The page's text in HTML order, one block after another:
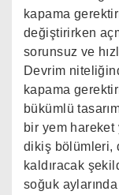
kapama
değiştirirken
sorunsuz ve
Devrim
kapama
bükümlü
bir yem hareket
dikiş bölümleri,
kaldıracak
soğuk aylarında